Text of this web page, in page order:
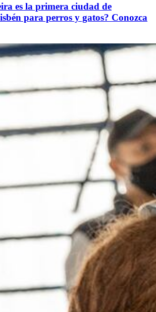
es la primera ciudad de
para perros y gatos? Conozca